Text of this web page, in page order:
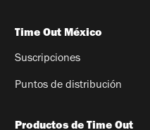
Time Out México
Suscripciones
Puntos de distribución
Productos de Time Out